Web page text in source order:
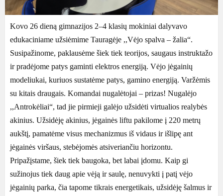
Kovo 26 dieną gimnazijos 2–4 klasių mokiniai dalyvavo
edukaciniame užsiėmime Tauragėje ,,Vėjo spalva – žalia“.
Susipažinome, paklausėme šiek tiek teorijos, saugaus instruktažo
ir pradėjome patys gaminti elektros energiją. Vėjo jėgainių
modeliukai, kuriuos sustatėme patys, gamino energiją. Varžėmis
su kitais draugais. Komandai nugalėtojai – prizas! Nugalėjo
,,Antrokėliai“, tad jie pirmieji galėjo užsidėti virtualios realybės
akinius. Užsidėję akinius, jėgainės liftu pakilome į 220 metrų
aukštį, pamatėme visus mechanizmus iš vidaus ir išlipę ant
jėgainės viršaus, stebėjomės atsiveriančiu horizontu.
Pripažįstame, šiek tiek baugoka, bet labai įdomu. Kaip gi
sužinojus tiek daug apie vėją ir saulę, nenuvykti į patį vėjo
jėgainių parka, čia tapome tikrais energetikais, užsidėję šalmus ir